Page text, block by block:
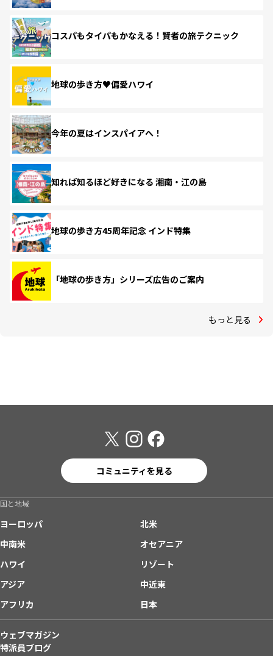
コスパもタイパもかなえる！賢者の旅テクニック
地球の歩き方♥偏愛ハワイ
今年の夏はインスパイアへ！
知れば知るほど好きになる 湘南・江の島
地球の歩き方45周年記念 インド特集
「地球の歩き方」シリーズ広告のご案内
もっと見る
コミュニティを見る
国と地域
ヨーロッパ
北米
中南米
オセアニア
ハワイ
リゾート
アジア
中近東
アフリカ
日本
ウェブマガジン
特派員ブログ